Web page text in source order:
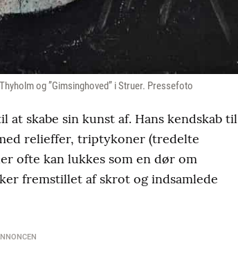
og ”Gimsinghoved” i Struer. Pressefoto
skabe sin kunst af. Hans kendskab til
relieffer, triptykoner (tredelte
ofte kan lukkes som en dør om
fremstillet af skrot og indsamlede